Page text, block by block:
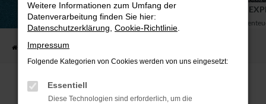
DER NEUE FORD
Elektrisierend, effizient und
Emissionen (kombiniert) : 0 g/km; CO2-Klasse: A
Startseite Unternehmen
SUV mit Stil & Power
Weitere Informationen zum Umfang der
Datenverarbeitung finden Sie hier:
Datenschutzerklärung Cookie-Richtlinie
Impressum
Folgende Kategorien von Cookies werden von uns eingesetzt:
Essentiell
Diese Technologien sind erforderlich, um die